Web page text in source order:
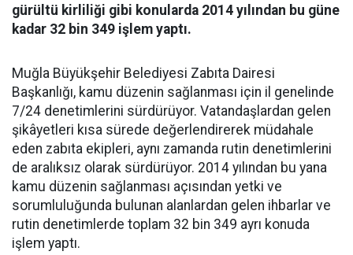
gürültü kirliliği gibi konularda 2014 yılından bu güne
kadar 32 bin 349 işlem yaptı.
Muğla Büyükşehir Belediyesi Zabıta Dairesi
Başkanlığı, kamu düzenin sağlanması için il genelinde
7/24 denetimlerini sürdürüyor. Vatandaşlardan gelen
şikâyetleri kısa sürede değerlendirerek müdahale
eden zabıta ekipleri, aynı zamanda rutin denetimlerini
de aralıksız olarak sürdürüyor. 2014 yılından bu yana
kamu düzenin sağlanması açısından yetki ve
sorumluluğunda bulunan alanlardan gelen ihbarlar ve
rutin denetimlerde toplam 32 bin 349 ayrı konuda
işlem yaptı.